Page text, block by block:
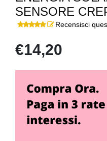
SENSORE
Recensisci
€14,20